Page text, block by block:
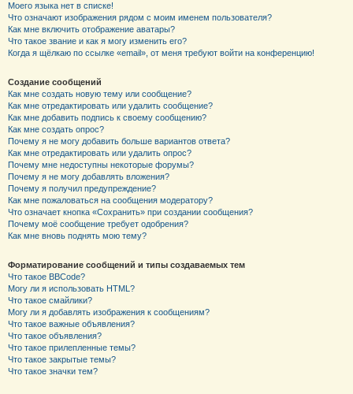
Моего языка нет в списке!
Что означают изображения рядом с моим именем пользователя?
Как мне включить отображение аватары?
Что такое звание и как я могу изменить его?
Когда я щёлкаю по ссылке «email», от меня требуют войти на конференцию!
Создание сообщений
Как мне создать новую тему или сообщение?
Как мне отредактировать или удалить сообщение?
Как мне добавить подпись к своему сообщению?
Как мне создать опрос?
Почему я не могу добавить больше вариантов ответа?
Как мне отредактировать или удалить опрос?
Почему мне недоступны некоторые форумы?
Почему я не могу добавлять вложения?
Почему я получил предупреждение?
Как мне пожаловаться на сообщения модератору?
Что означает кнопка «Сохранить» при создании сообщения?
Почему моё сообщение требует одобрения?
Как мне вновь поднять мою тему?
Форматирование сообщений и типы создаваемых тем
Что такое BBCode?
Могу ли я использовать HTML?
Что такое смайлики?
Могу ли я добавлять изображения к сообщениям?
Что такое важные объявления?
Что такое объявления?
Что такое прилепленные темы?
Что такое закрытые темы?
Что такое значки тем?